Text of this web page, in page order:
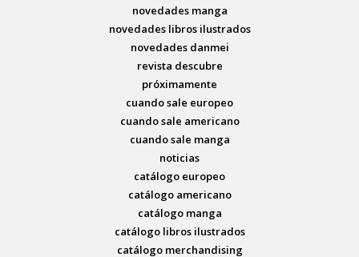
novedades manga
novedades libros ilustrados
novedades danmei
revista descubre
próximamente
cuando sale europeo
cuando sale americano
cuando sale manga
noticias
catálogo europeo
catálogo americano
catálogo manga
catálogo libros ilustrados
catálogo merchandising